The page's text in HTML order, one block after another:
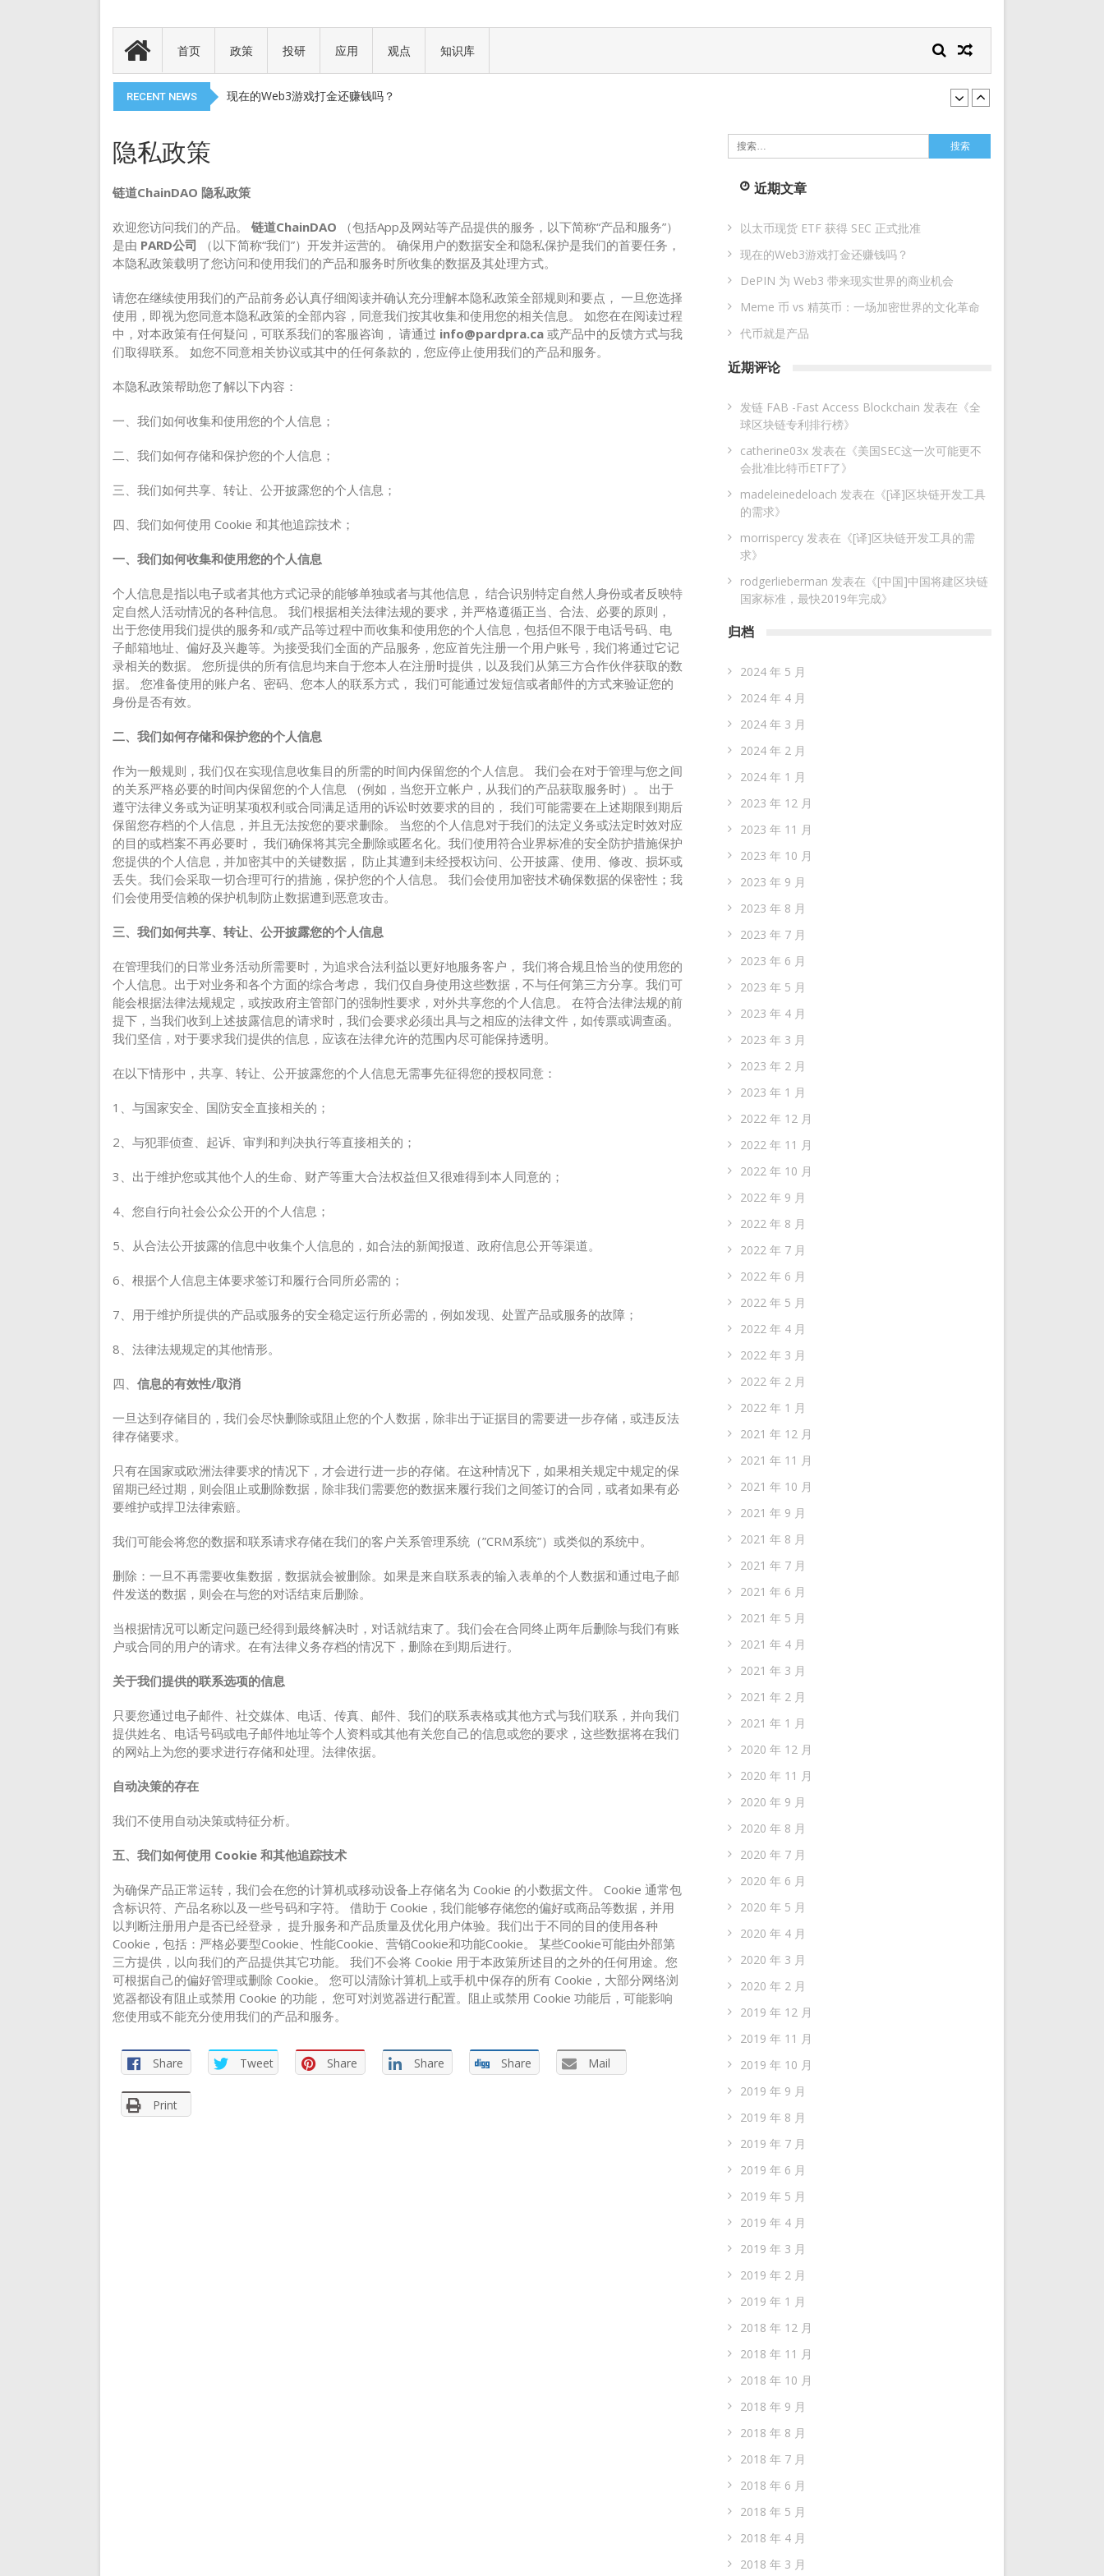
首页 政策 投研 应用 观点 知识库
RECENT NEWS
代币就是产品
以太币现货 ETF 获得 SEC 正式批准
现在的Web3游戏打金还赚钱吗？
以太币现货 ETF 获得 SEC 正式批准
现在的Web3游戏打金还赚钱吗？
DePIN 为 Web3 带来现实世界的商业机会
隐私政策
链道ChainDAO 隐私政策
欢迎您访问我们的产品。 链道ChainDAO
（包括App及网站等产品提供的服务，以下简称“产品和服务”）
是由 PARD公司
（以下简称“我们”）开发并运营的。 确保用户的数据安全和隐私保护是我们的首要任务，
本隐私政策载明了您访问和使用我们的产品和服务时所收集的数据及其处理方式。
请您在继续使用我们的产品前务必认真仔细阅读并确认充分理解本隐私政策全部规则和要点， 一旦您选择
使用，即视为您同意本隐私政策的全部内容，同意我们按其收集和使用您的相关信息。 如您在在阅读过程
中，对本政策有任何疑问，可联系我们的客服咨询， 请通过 info@pardpra.ca 或产品中的反馈方式与我
们取得联系。 如您不同意相关协议或其中的任何条款的，您应停止使用我们的产品和服务。
本隐私政策帮助您了解以下内容：
一、我们如何收集和使用您的个人信息；
二、我们如何存储和保护您的个人信息；
三、我们如何共享、转让、公开披露您的个人信息；
四、我们如何使用 Cookie 和其他追踪技术；
一、我们如何收集和使用您的个人信息
个人信息是指以电子或者其他方式记录的能够单独或者与其他信息， 结合识别特定自然人身份或者反映特
定自然人活动情况的各种信息。 我们根据相关法律法规的要求，并严格遵循正当、合法、必要的原则，
出于您使用我们提供的服务和/或产品等过程中而收集和使用您的个人信息，包括但不限于电话号码、电
子邮箱地址、偏好及兴趣等。为接受我们全面的产品服务，您应首先注册一个用户账号，我们将通过它记
录相关的数据。 您所提供的所有信息均来自于您本人在注册时提供，以及我们从第三方合作伙伴获取的数
据。 您准备使用的账户名、密码、您本人的联系方式， 我们可能通过发短信或者邮件的方式来验证您的
身份是否有效。
二、我们如何存储和保护您的个人信息
作为一般规则，我们仅在实现信息收集目的所需的时间内保留您的个人信息。 我们会在对于管理与您之间
的关系严格必要的时间内保留您的个人信息 （例如，当您开立帐户，从我们的产品获取服务时）。 出于
遵守法律义务或为证明某项权利或合同满足适用的诉讼时效要求的目的， 我们可能需要在上述期限到期后
保留您存档的个人信息，并且无法按您的要求删除。 当您的个人信息对于我们的法定义务或法定时效对应
的目的或档案不再必要时， 我们确保将其完全删除或匿名化。我们使用符合业界标准的安全防护措施保护
您提供的个人信息，并加密其中的关键数据， 防止其遭到未经授权访问、公开披露、使用、修改、损坏或
丢失。我们会采取一切合理可行的措施，保护您的个人信息。 我们会使用加密技术确保数据的保密性；我
们会使用受信赖的保护机制防止数据遭到恶意攻击。
三、我们如何共享、转让、公开披露您的个人信息
在管理我们的日常业务活动所需要时，为追求合法利益以更好地服务客户， 我们将合规且恰当的使用您的
个人信息。出于对业务和各个方面的综合考虑， 我们仅自身使用这些数据，不与任何第三方分享。我们可
能会根据法律法规规定，或按政府主管部门的强制性要求，对外共享您的个人信息。 在符合法律法规的前
提下，当我们收到上述披露信息的请求时，我们会要求必须出具与之相应的法律文件，如传票或调查函。
我们坚信，对于要求我们提供的信息，应该在法律允许的范围内尽可能保持透明。
在以下情形中，共享、转让、公开披露您的个人信息无需事先征得您的授权同意：
1、与国家安全、国防安全直接相关的；
2、与犯罪侦查、起诉、审判和判决执行等直接相关的；
3、出于维护您或其他个人的生命、财产等重大合法权益但又很难得到本人同意的；
4、您自行向社会公众公开的个人信息；
5、从合法公开披露的信息中收集个人信息的，如合法的新闻报道、政府信息公开等渠道。
6、根据个人信息主体要求签订和履行合同所必需的；
7、用于维护所提供的产品或服务的安全稳定运行所必需的，例如发现、处置产品或服务的故障；
8、法律法规规定的其他情形。
四、 信息的有效性/取消
一旦达到存储目的，我们会尽快删除或阻止您的个人数据，除非出于证据目的需要进一步存储，或违反法
律存储要求。
只有在国家或欧洲法律要求的情况下，才会进行进一步的存储。在这种情况下，如果相关规定中规定的保
留期已经过期，则会阻止或删除数据，除非我们需要您的数据来履行我们之间签订的合同，或者如果有必
要维护或捍卫法律索赔。
我们可能会将您的数据和联系请求存储在我们的客户关系管理系统（”CRM系统”）或类似的系统中。
删除：一旦不再需要收集数据，数据就会被删除。如果是来自联系表的输入表单的个人数据和通过电子邮
件发送的数据，则会在与您的对话结束后删除。
当根据情况可以断定问题已经得到最终解决时，对话就结束了。我们会在合同终止两年后删除与我们有账
户或合同的用户的请求。在有法律义务存档的情况下，删除在到期后进行。
关于我们提供的联系选项的信息
只要您通过电子邮件、社交媒体、电话、传真、邮件、我们的联系表格或其他方式与我们联系，并向我们
提供姓名、电话号码或电子邮件地址等个人资料或其他有关您自己的信息或您的要求，这些数据将在我们
的网站上为您的要求进行存储和处理。法律依据。
自动决策的存在
我们不使用自动决策或特征分析。
五、我们如何使用 Cookie 和其他追踪技术
为确保产品正常运转，我们会在您的计算机或移动设备上存储名为 Cookie 的小数据文件。 Cookie 通常包
含标识符、产品名称以及一些号码和字符。 借助于 Cookie，我们能够存储您的偏好或商品等数据，并用
以判断注册用户是否已经登录， 提升服务和产品质量及优化用户体验。我们出于不同的目的使用各种
Cookie，包括：严格必要型Cookie、性能Cookie、营销Cookie和功能Cookie。 某些Cookie可能由外部第
三方提供，以向我们的产品提供其它功能。 我们不会将 Cookie 用于本政策所述目的之外的任何用途。您
可根据自己的偏好管理或删除 Cookie。 您可以清除计算机上或手机中保存的所有 Cookie，大部分网络浏
览器都设有阻止或禁用 Cookie 的功能， 您可对浏览器进行配置。阻止或禁用 Cookie 功能后，可能影响
您使用或不能充分使用我们的产品和服务。
Share Tweet Share Share Share Mail
Print
搜
索：
近期文章
以太币现货 ETF 获得 SEC 正式批准
现在的Web3游戏打金还赚钱吗？
DePIN 为 Web3 带来现实世界的商业机会
Meme 币 vs 精英币：一场加密世界的文化革命
代币就是产品
近期评论
发链 FAB -Fast Access Blockchain 发表在《全
球区块链专利排行榜》
catherine03x 发表在《美国SEC这一次可能更不
会批准比特币ETF了》
madeleinedeloach 发表在《[译]区块链开发工具
的需求》
morrispercy 发表在《[译]区块链开发工具的需
求》
rodgerlieberman 发表在《[中国]中国将建区块链
国家标准，最快2019年完成》
归档
2024 年 5 月
2024 年 4 月
2024 年 3 月
2024 年 2 月
2024 年 1 月
2023 年 12 月
2023 年 11 月
2023 年 10 月
2023 年 9 月
2023 年 8 月
2023 年 7 月
2023 年 6 月
2023 年 5 月
2023 年 4 月
2023 年 3 月
2023 年 2 月
2023 年 1 月
2022 年 12 月
2022 年 11 月
2022 年 10 月
2022 年 9 月
2022 年 8 月
2022 年 7 月
2022 年 6 月
2022 年 5 月
2022 年 4 月
2022 年 3 月
2022 年 2 月
2022 年 1 月
2021 年 12 月
2021 年 11 月
2021 年 10 月
2021 年 9 月
2021 年 8 月
2021 年 7 月
2021 年 6 月
2021 年 5 月
2021 年 4 月
2021 年 3 月
2021 年 2 月
2021 年 1 月
2020 年 12 月
2020 年 11 月
2020 年 9 月
2020 年 8 月
2020 年 7 月
2020 年 6 月
2020 年 5 月
2020 年 4 月
2020 年 3 月
2020 年 2 月
2019 年 12 月
2019 年 11 月
2019 年 10 月
2019 年 9 月
2019 年 8 月
2019 年 7 月
2019 年 6 月
2019 年 5 月
2019 年 4 月
2019 年 3 月
2019 年 2 月
2019 年 1 月
2018 年 12 月
2018 年 11 月
2018 年 10 月
2018 年 9 月
2018 年 8 月
2018 年 7 月
2018 年 6 月
2018 年 5 月
2018 年 4 月
2018 年 3 月